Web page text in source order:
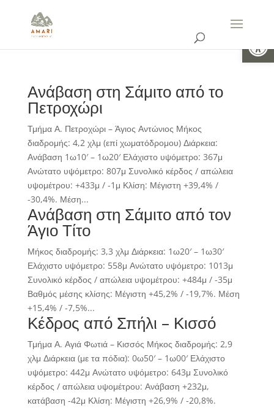
Ανάβαση στη Σάμιτο από το
Πετροχώρι
Τμήμα Α. Πετροχώρι – Άγιος Αντώνιος Μήκος
διαδρομής: 4,2 χλμ (επί χωματόδρομου) Διάρκεια:
Ανάβαση 1ω10′ – 1ω20′ Ελάχιστο υψόμετρο: 367μ
Ανώτατο υψόμετρο: 807μ Συνολικό κέρδος / απώλεια
υψομέτρου: +433μ / -1μ Κλίση: Μέγιστη +39,4% /
-30,4%. Μέση...
Ανάβαση στη Σάμιτο από τον
Άγιο Τίτο
Μήκος διαδρομής: 3,3 χλμ Διάρκεια: 1ω20′ – 1ω30′
Ελάχιστο υψόμετρο: 558μ Ανώτατο υψόμετρο: 1013μ
Συνολικό κέρδος / απώλεια υψομέτρου: +484μ / -35μ
Βαθμός μέσης κλίσης: Μέγιστη +45,2% / -19,7%. Μέση
+15,4% / -7,5%...
Κέδρος από Σπήλι – Κισσό
Τμήμα Α. Αγιά Φωτιά – Κισσός Μήκος διαδρομής: 2,9
χλμ Διάρκεια (με τα πόδια): 0ω50′ – 1ω00′ Ελάχιστο
υψόμετρο: 442μ Ανώτατο υψόμετρο: 643μ Συνολικό
κέρδος / απώλεια υψομέτρου: Ανάβαση +232μ,
κατάβαση -42μ Κλίση: Μέγιστη +26,9% / -20,8%.